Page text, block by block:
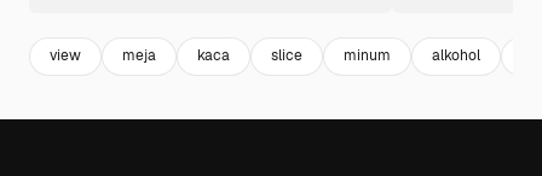
view meja kaca slice minum alkohol